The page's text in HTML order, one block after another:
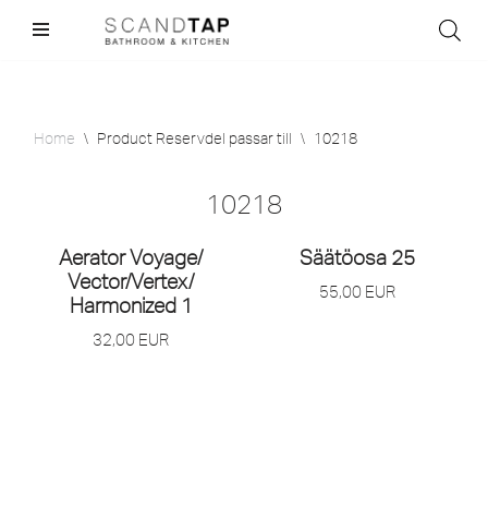
Home \ Product Reservdel passar till \ 10218
10218
Aerator Voyage/
Vector/Vertex/
Harmonized 1
32,00 EUR
Säätöosa 25
55,00 EUR